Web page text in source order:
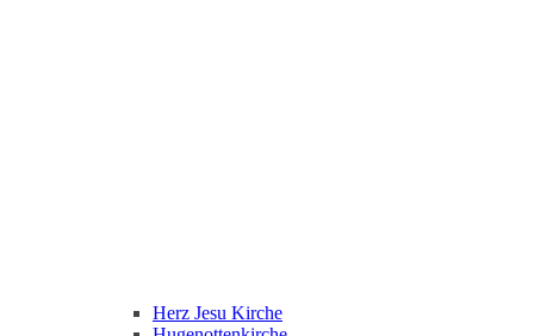
Herz Jesu Kirche